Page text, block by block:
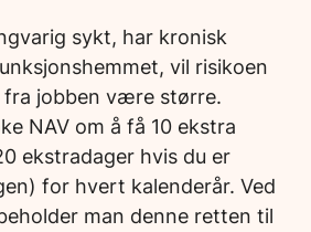
sykt, har kronisk
vil risikoen
jobben være større.
NAV om å få 10 ekstra
ekstradager hvis du er
for hvert kalenderår. Ved
man denne retten til